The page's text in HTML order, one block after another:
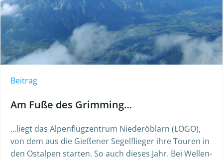
Beitrag
Am Fuße des Grimming…
…liegt das Alpenflugzentrum Niederöblarn (LOGO),
von dem aus die Gießener Segelflieger ihre Touren in
den Ostalpen starten. So auch dieses Jahr. Bei Wellen-